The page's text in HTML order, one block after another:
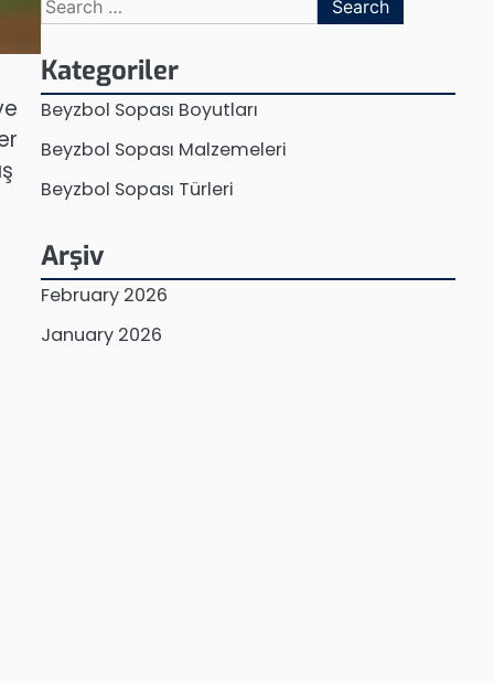
for:
Kategoriler
Beyzbol Sopası Boyutları
Beyzbol Sopası Malzemeleri
Beyzbol Sopası Türleri
Arşiv
February 2026
January 2026